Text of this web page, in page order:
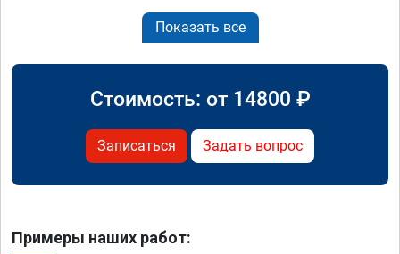
Показать все
Стоимость: от 14800 ₽
Записаться Задать вопрос
Примеры наших работ: